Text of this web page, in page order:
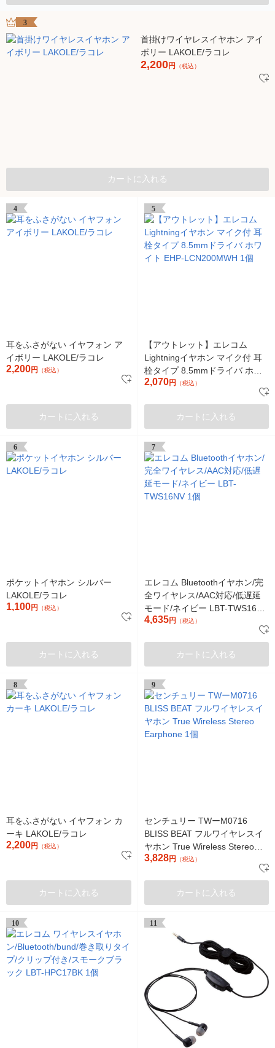
3
首掛けワイヤレスイヤホン アイ
ボリー LAKOLE/ラコレ
2,200円 （税込）
カートに入れる
4
耳をふさがない イヤフォン ア
イボリー LAKOLE/ラコレ
2,200円 （税込）
カートに入れる
5
【アウトレット】エレコム
Lightningイヤホン マイク付 耳
栓タイプ 8.5mmドライバ ホワ
イト EHP-LCN200MWH 1個
2,070円 （税込）
カートに入れる
6
ポケットイヤホン シルバー
LAKOLE/ラコレ
1,100円 （税込）
カートに入れる
7
エレコム Bluetoothイヤホン/完
全ワイヤレス/AAC対応/低遅延
モード/ネイビー LBT-TWS16NV
1個
4,635円 （税込）
カートに入れる
8
耳をふさがない イヤフォン カ
ーキ LAKOLE/ラコレ
2,200円 （税込）
カートに入れる
9
センチュリー TWーM0716
BLISS BEAT フルワイヤレスイ
ヤホン True Wireless Stereo
Earphone 1個
3,828円 （税込）
カートに入れる
10 11